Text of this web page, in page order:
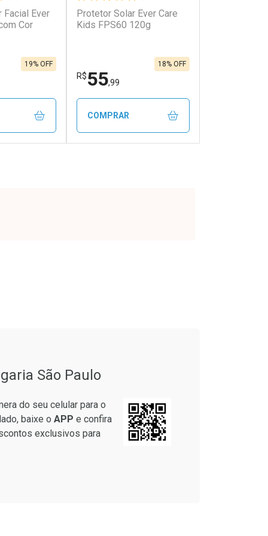
Facial Ever
Cor
19% OFF
cada
cada
Protetor Solar Ever Care
Kids FPS60 120g
R$55,99
18% OFF
COMPRAR
Por R$ 55,99/cada
Por R$ 55,99/cada
São Paulo
do seu celular para o
baixe o APP e confira
exclusivos para